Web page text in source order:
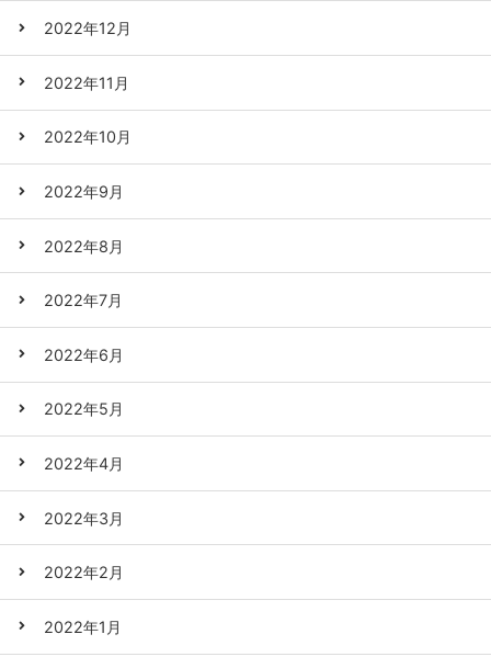
2022年12月
2022年11月
2022年10月
2022年9月
2022年8月
2022年7月
2022年6月
2022年5月
2022年4月
2022年3月
2022年2月
2022年1月